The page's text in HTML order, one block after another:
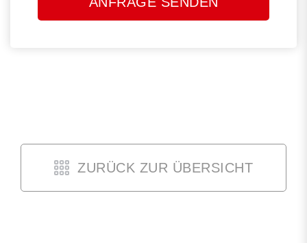
ZURÜCK ZUR ÜBERSICHT